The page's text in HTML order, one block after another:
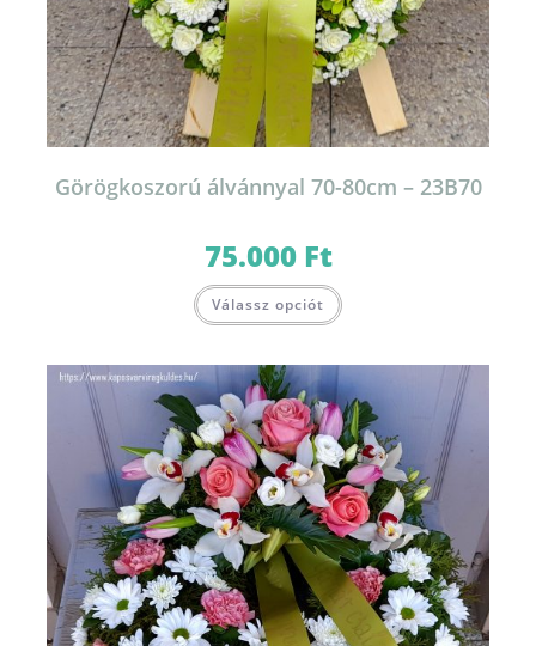
Görögkoszorú álvánnyal 70-80cm – 23B70
75.000 Ft
Válassz opciót